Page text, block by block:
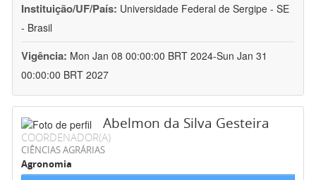
Instituição/UF/País: Universidade Federal de Sergipe - SE
- Brasil
Vigência: Mon Jan 08 00:00:00 BRT 2024-Sun Jan 31
00:00:00 BRT 2027
Abelmon da Silva Gesteira
COORDENADOR(A)
CIÊNCIAS AGRÁRIAS
Agronomia